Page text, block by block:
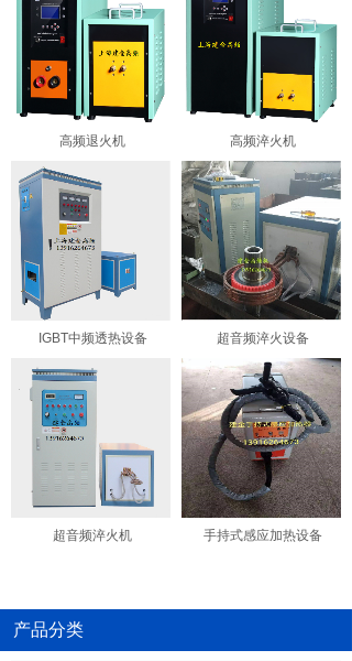
高频退火机 高频淬火机
IGBT中频透热设备 超音频淬火设备
超音频淬火机 手持式感应加热设备
产品分类